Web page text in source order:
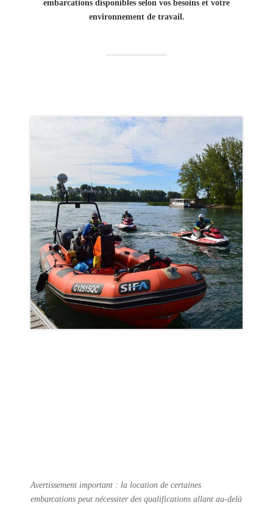
embarcations disponibles selon vos besoins et votre
environnement de travail.
Avertissement important : la location de certaines
embarcations peut nécessiter des qualifications allant au-delà